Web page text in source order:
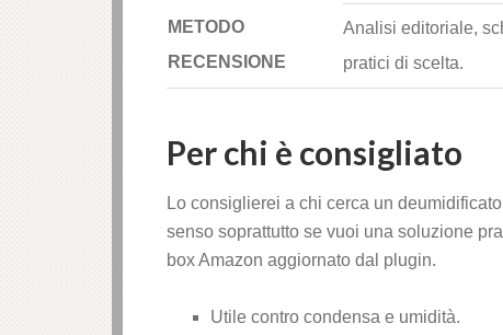
METODO
RECENSIONE
Analisi editoriale,
pratici di scelta.
Per chi è consigliato
Lo consiglierei a chi cerca un
senso soprattutto se vuoi una soluzione
box Amazon aggiornato dal plugin.
Utile contro condensa e umidità.